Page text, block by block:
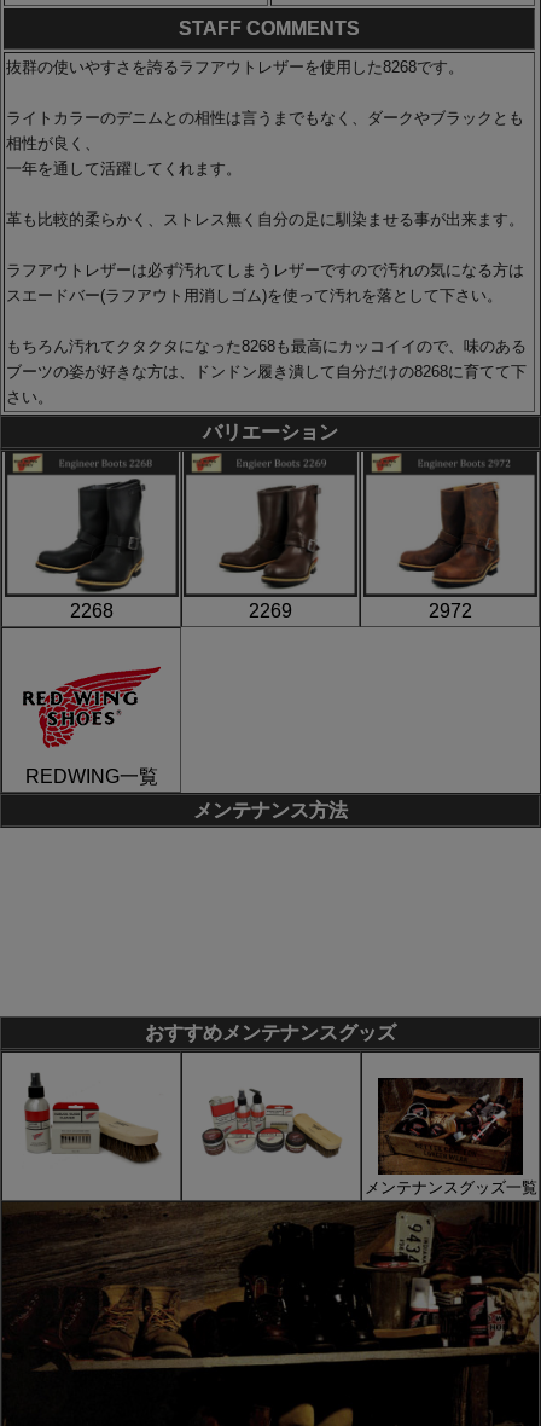
STAFF COMMENTS
抜群の使いやすさを誇るラフアウトレザーを使用した8268です。
ライトカラーのデニムとの相性は言うまでもなく、ダークやブラックとも
相性が良く、
一年を通して活躍してくれます。
革も比較的柔らかく、ストレス無く自分の足に馴染ませる事が出来ます。
ラフアウトレザーは必ず汚れてしまうレザーですので汚れの気になる方は
スエードバー(ラフアウト用消しゴム)を使って汚れを落として下さい。
もちろん汚れてクタクタになった8268も最高にカッコイイので、味のある
ブーツの姿が好きな方は、ドンドン履き潰して自分だけの8268に育てて下
さい。
バリエーション
2268 2269 2972
REDWING一覧
メンテナンス方法
おすすめメンテナンスグッズ
メンテナンスグッズ一覧